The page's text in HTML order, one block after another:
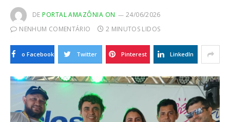
DE PORTAL AMAZÔNIA ON
24/06/2026
NENHUM COMENTÁRIO
2 MINUTOS LIDOS
o Facebook Twitter Pinterest LinkedIn